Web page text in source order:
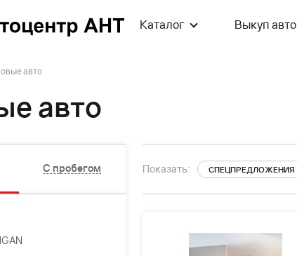
Каталог Выкуп авто
авто
авто
С пробегом Показать: СПЕЦПРЕДЛОЖЕНИЯ